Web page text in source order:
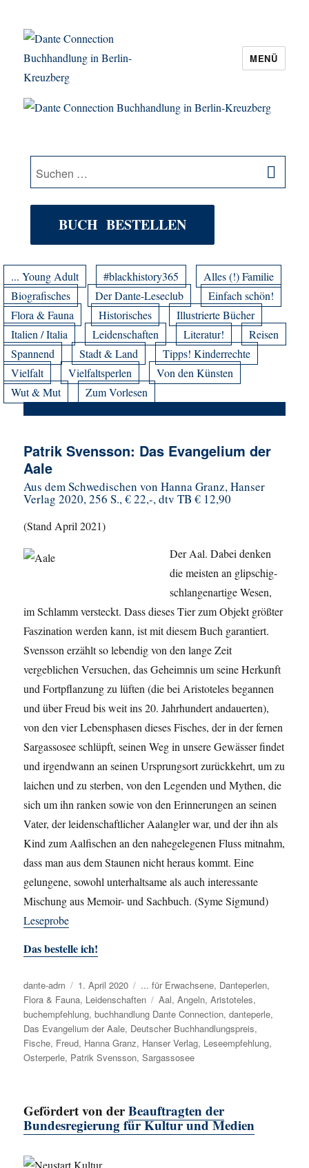
Dante Connection Buchhandlung in
MENÜ
Suche
nach:
BUCH BESTELLEN
... Young Adult #blackhistory365
Alles (!) Familie
Biografisches
Der Dante-Leseclub
Einfach schön!
Flora & Fauna
Historisches
Illustrierte Bücher
Italien / Italia
Leidenschaften Literatur!
Reisen
Spannend
Stadt & Land
Tipps! Kinderrechte
Vielfalt
Vielfaltsperlen
Von den Künsten
Wut & Mut
Zum Vorlesen
Patrik Svensson: Das Evangelium der
Aale
Aus dem Schwedischen vonHanna Granz, Hanser
Verlag 2020, 256 S., € 22,-, dtv TB € 12,90
(Stand April 2021)
Der Aal. Dabei denken
die meisten an glipschig-
schlangenartige Wesen,
im Schlamm versteckt. Dass dieses Tier zum Objekt größter
Faszination werden kann, ist mit diesem Buch garantiert.
Svensson erzählt so lebendig von den lange Zeit
vergeblichen Versuchen, das Geheimnis um seine Herkunft
und Fortpflanzung zu lüften (die bei Aristoteles begannen
und über Freud bis weit ins 20. Jahrhundert andauerten),
von den vier Lebensphasen dieses Fisches, der in der fernen
Sargassosee schlüpft, seinen Weg in unsere Gewässer findet
und irgendwann an seinen Ursprungsort zurückkehrt, um zu
laichen und zu sterben, von den Legenden und Mythen, die
sich um ihn ranken sowie von den Erinnerungen an seinen
Vater, der leidenschaftlicher Aalangler war, und der ihn als
Kind zum Aalfischen an den nahegelegenen Fluss mitnahm,
dass man aus dem Staunen nicht heraus kommt. Eine
gelungene, sowohl unterhaltsame als auch interessante
Mischung aus Memoir- und Sachbuch. (Syme Sigmund)
Leseprobe
Das bestelle ich!
Autor
dante-adm
Veröffentlicht
am
1. April 2020 Kategorien
... für Erwachsene, Danteperlen,
Flora & Fauna, Leidenschaften Schlagwörter
Aal,Angeln,Aristoteles,
buchempfehlung,buchhandlung Dante Connection,danteperle,
Das Evangelium der Aale, Deutscher Buchhandlungspreis,
Fische, Freud, Hanna Granz, Hanser Verlag, Leseempfehlung,
Osterperle, Patrik Svensson,Sargassosee
Gefördert von derBeauftragten der
Bundesregierung für Kultur und Medien